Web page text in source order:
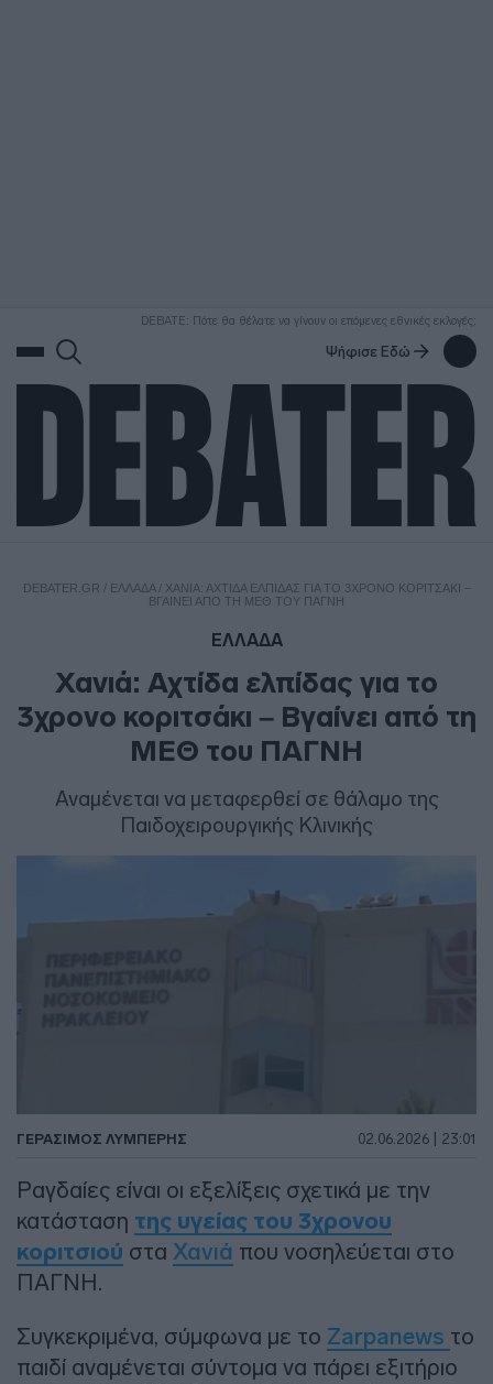
DEBATE: Πότε θα θέλατε να γίνουν οι επόμενες εθνικές εκλογές;
Ψήφισε Εδώ
DEBATER.GR / ΕΛΛΑΔΑ/ ΧΑΝΙΆ: ΑΧΤΊΔΑ ΕΛΠΊΔΑΣ ΓΙΑ ΤΟ 3ΧΡΟΝΟ ΚΟΡΙΤΣΆΚΙ –
ΒΓΑΊΝΕΙ ΑΠΌ ΤΗ ΜΕΘ ΤΟΥ ΠΑΓΝΗ
ΕΛΛΑΔΑ
Χανιά: Αχτίδα ελπίδας για το
3χρονο κοριτσάκι – Βγαίνει από τη
ΜΕΘ του ΠΑΓΝΗ
Αναμένεται να μεταφερθεί σε θάλαμο της
Παιδοχειρουργικής Κλινικής
ΓΕΡΆΣΙΜΟΣ ΛΥΜΠΈΡΗΣ 02.06.2026 | 23:01
Ραγδαίες είναι οι εξελίξεις σχετικά με την
κατάσταση της υγείας του 3χρονου
κοριτσιού στα Χανιά που νοσηλεύεται στο
ΠΑΓΝΗ.
Συγκεκριμένα, σύμφωνα με το Zarpanews το
παιδί αναμένεται σύντομα να πάρει εξιτήριο